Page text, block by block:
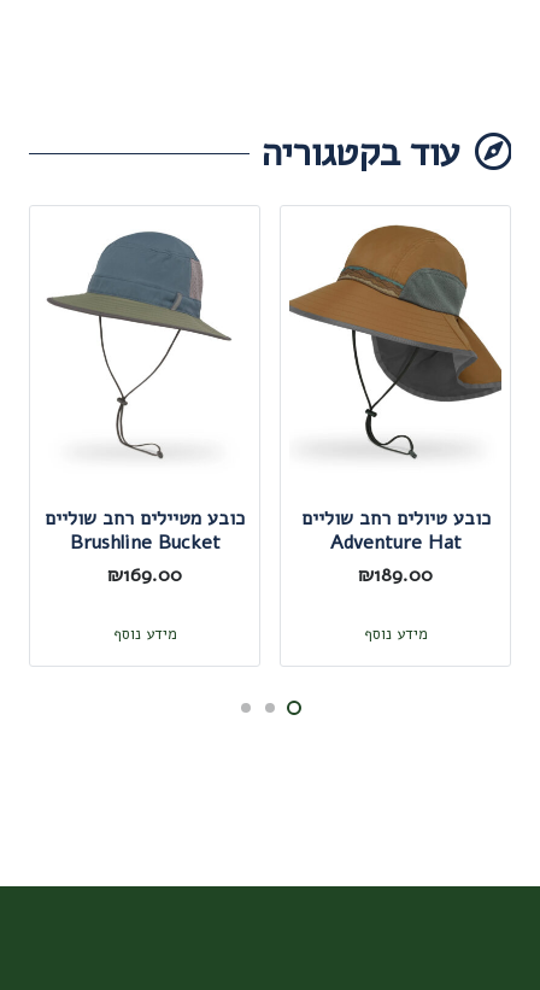
עוד בקטגוריה
כובע טיולים רחב שוליים
Adventure Hat
₪189.00
מידע נוסף
כובע מטיילים רחב שוליים
Brushline Bucket
₪169.00
מידע נוסף